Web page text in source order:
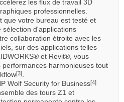
les flux de travail 3D
professionnelles.
que votre bureau est testé et
sélection d'applications
collaboration étroite avec les
sur des applications telles
et Revit®, vous
harmonieuses tout
[3]
Wolf Security for Business[4]
des tours Z1 et